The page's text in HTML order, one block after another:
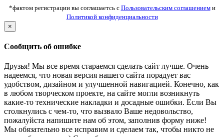
*фактом регистрации вы соглашаетсь с Пользовательским соглашениеми
Политикой конфиденциальности
×
Сообщить об ошибке
Друзья! Мы все время стараемся сделать сайт лучше. Очень
надеемся, что новая версия нашего сайта порадует вас
удобством, дизайном и улучшенной навигацией. Конечно, как
в любом творческом проекте, на сайте могли возникнуть
какие-то технические накладки и досадные ошибки. Если Вы
столкнулись с чем-то, что вызвало Ваше недовольство,
пожалуйста напишите нам об этом, заполнив форму ниже!
Мы обязательно все исправим и сделаем так, чтобы никто не